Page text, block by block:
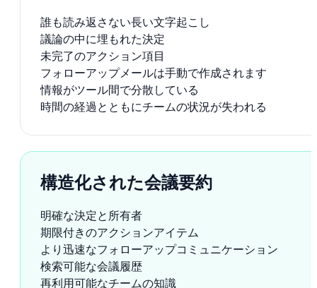
誰も読み返さない長い文字起こし
議論の中に埋もれた決定
未完了のアクション項目
フォローアップメールは手動で作成されます
情報がツール間で分散している
時間の経過とともにチームの状況が失われる
構造化された会議要約
明確な決定と所有者
期限付きのアクションアイテム
より迅速なフォローアップコミュニケーション
検索可能な会議履歴
再利用可能なチームの知識